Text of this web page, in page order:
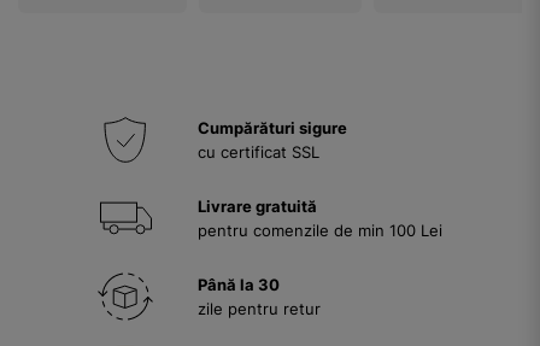
Cumpărături sigure
cu certificat SSL
Livrare gratuită
pentru comenzile de min 100 Lei
Până la 30
zile pentru retur